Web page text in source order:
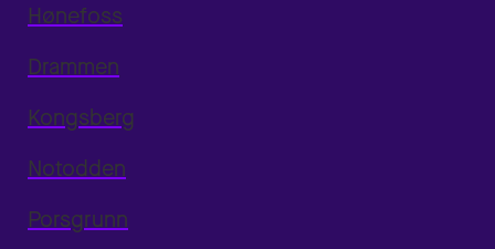
Hønefoss
Drammen
Kongsberg
Notodden
Porsgrunn